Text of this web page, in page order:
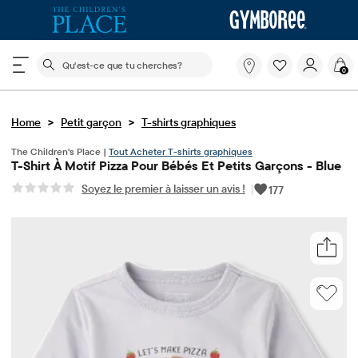
Le champ de recherche ci-dessous filtre les
Qu'est-
que
cherches?
0
Home > Petit garçon > T-shirts graphiques
The Children's Place | Tout Acheter T-shirts graphiques
T-Shirt À Motif Pizza Pour Bébés Et Petits Garçons - Blue
Soyez le premier à laisser un avis ! | 177